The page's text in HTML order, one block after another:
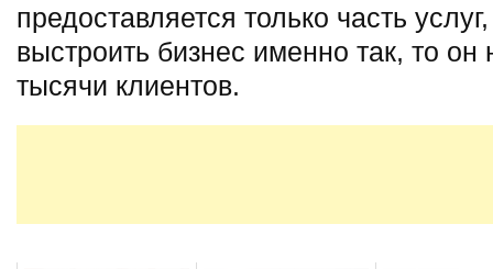
предоставляется только часть
выстроить бизнес именно так, то
тысячи клиентов.